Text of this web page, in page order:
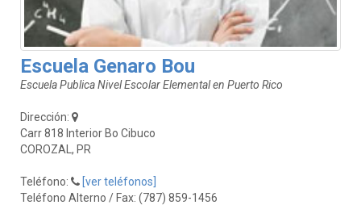
Escuela Genaro Bou
Escuela Publica Nivel Escolar Elemental en Puerto Rico
Dirección:
Carr 818 Interior Bo Cibuco
COROZAL, PR
Teléfono:
[ver teléfonos]
Teléfono Alterno / Fax: (787) 859-1456